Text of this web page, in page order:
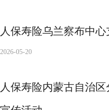
人保寿险乌兰察布中
2026-05-20
人保寿险内蒙古自治